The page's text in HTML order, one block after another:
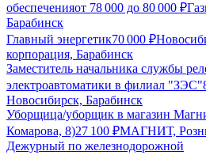
обеспеченияот 78 000 до 80 000 ₽
Барабинск
Главный энергетик70 000 ₽
корпорация, Барабинск
Заместитель начальника службы
электроавтоматики в филиал "ЗЭС"
Новосибирск, Барабинск
Уборщица/уборщик в магазин
Комарова, 8)27 100 ₽МАГНИТ,
Дежурный по железнодорожной